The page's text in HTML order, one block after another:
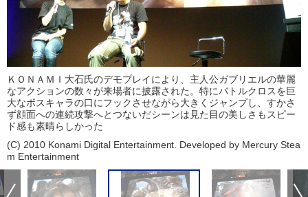
ＫＯＮＡＭＩ大石氏のデモプレイにより、主人公ガブリエルの華麗
なアクションの数々が来場者に披露された。特にバトルクロスを巨
大なボスキャラの口にフックさせながら大きくジャンプし、すかさ
ず顔面への連続攻撃へとつないだシーンは見た目の美しさもスピー
ド感も素晴らしかった
(C) 2010 Konami Digital Entertainment. Developed by Mercury Stea
m Entertainment